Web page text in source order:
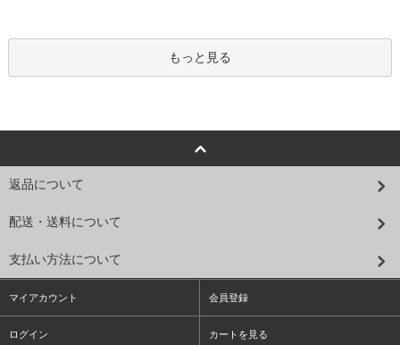
もっと見る
返品について
配送・送料について
支払い方法について
マイアカウント 会員登録
ログイン カートを見る